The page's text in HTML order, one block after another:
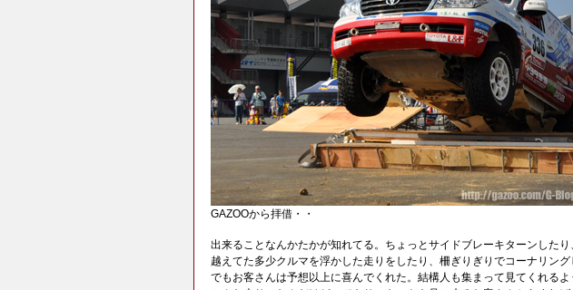
GAZOOから拝借・・
出来ることなんかたかが知れてる。ちょっとサイドブレーキターンした
越えてた多少クルマを浮かした走りをしたり、柵ぎりぎりでコーナリング
でもお客さんは予想以上に喜んでくれた。結構人も集まって見てくれる